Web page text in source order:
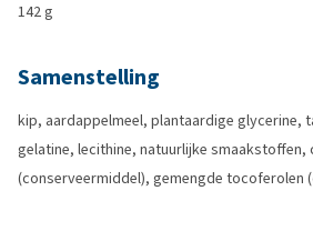
142 g
Samenstelling
kip, aardappelmeel, plantaardige glycerine,
gelatine, lecithine, natuurlijke smaakstoffen,
(conserveermiddel), gemengde tocoferolen